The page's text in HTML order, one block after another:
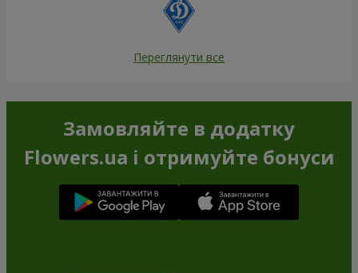
Переглянути все
Замовляйте в додатку
Flowers.ua і отримуйте бонуси